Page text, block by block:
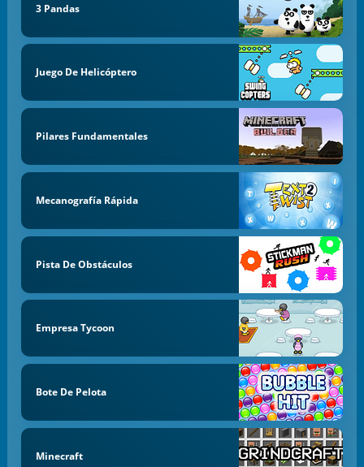
3 Pandas
Juego De Helicóptero
Pilares Fundamentales
Mecanografía Rápida
Pista De Obstáculos
Empresa Tycoon
Bote De Pelota
Minecraft